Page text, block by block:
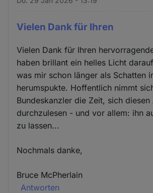
Vielen Dank für Ihren
Vielen Dank für Ihren
haben brillant ein helles Licht
was mir schon länger als Schatten
herumspukte. Hoffentlich nimmt
Bundeskanzler die Zeit, sich diesen
durchzulesen - und vor allem: ihn
zu lassen...
Nochmals danke,
Bruce McPherlain
Antworten